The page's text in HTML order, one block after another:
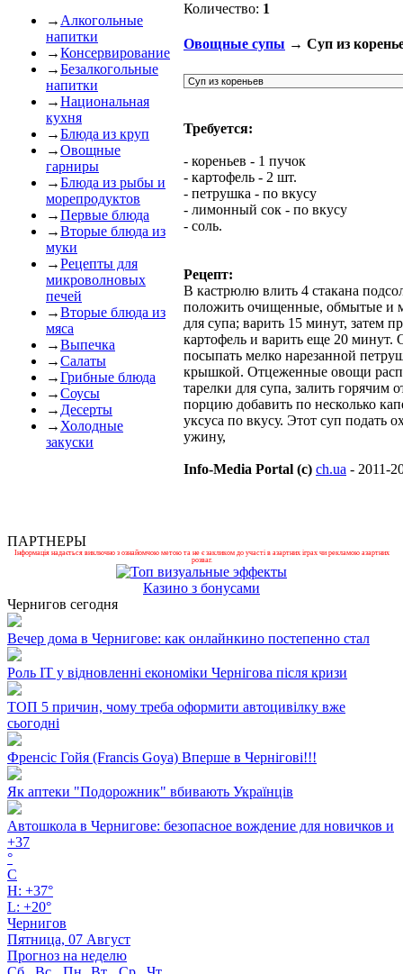
→ Алкогольные
напитки
→Консервирование
→Безалкогольные
напитки
→Национальная
кухня
→Блюда из круп
→Овощные
гарниры
→Блюда из рыбы и
морепродуктов
→Первые блюда
→Вторые блюда из
муки
→Рецепты для
микроволновых
печей
→Вторые блюда из
мяса
→Выпечка
→Салаты
→Грибные блюда
→Соусы
→ Десерты
→ Холодные
закуски
Количество: 1
Овощные супы → Суп из
Требуется:
- кореньев - 1 пучок
- картофель - 2 шт.
- петрушка - по вкусу
- лимонный сок - по вкусу
- соль.
Рецепт:
В кастрюлю влить 4 стакана
положить очищенные, обмытые и
для супа; варить 15 минут, затем
картофель и варить еще 20 минут.
посыпать мелко нарезанной
крышкой. Отцеженные овощи
тарелки для супа, залить горячим
порцию добавить по несколько
уксуса по вкусу. Этот суп подать
ужину,
Info-Media Portal (c) ch.ua - 2011-
ПАРТНЕРЫ
Інформація надається виключно з ознайомчою метою та не є закликом до участі в азартних іграх чи рекламою азартних
розваг.
Казино з бонусами
Чернигов сегодня
Вечер дома в Чернигове: как онлайнкино постепенно стал
Роль ІТ у відновленні економіки Чернігова після кризи
ТОП 5 причин, чому треба оформити автоцивілку вже
сьогодні
Френсіс Гойя (Francis Goya) Вперше в Чернігові!!!
Як аптеки "Подорожник" вбивають Українців
Автошкола в Чернигове: безопасное вождение для новичков и
+37
°
C
H: +37°
L: +20°
Чернигов
Пятница, 07 Август
Прогноз на неделю